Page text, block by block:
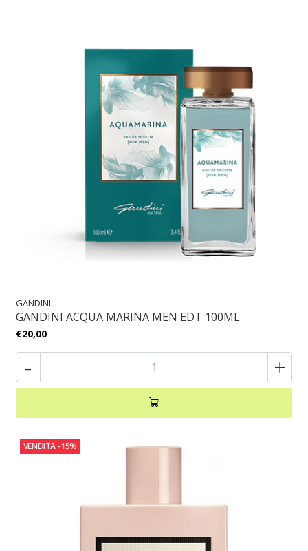
GANDINI
GANDINI ACQUA MARINA MEN EDT 100ML
€20,00
- +
VENDITA -15%